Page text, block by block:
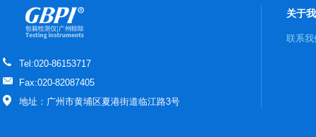
Tel:020-86153717
Fax:020-82087405
地址：广州市黄埔区夏港街道临江路3号
关于
联系我